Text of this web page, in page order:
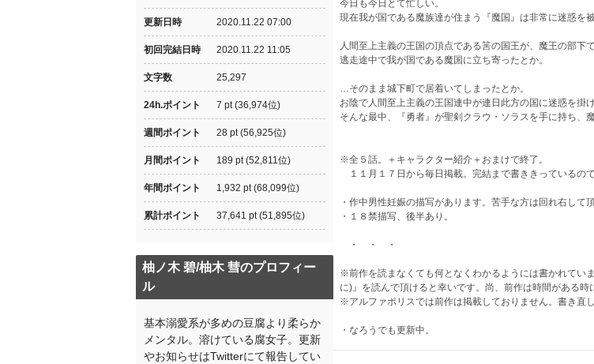
今日も今日とて忙しい。
現在我が国である魔族達が住まう『魔国』は非常に迷惑を被
人間至上主義の王国の頂点である筈の国王が、魔王の部下
逃走途中で我が国である魔国に立ち寄ったとか。
…そのまま城下町で居着いてしまったとか。
お陰で人間至上主義の王国連中が連日此方の国に迷惑を掛
そんな最中、『勇者』が聖剣クラウ・ソラスを手に持ち
※全５話。＋キャラクター紹介＋おまけで終了。
１１月１７日から毎日掲載。完結まで書ききっているので
・作中男性妊娠の描写があります。苦手な方は回れ右して
・１８禁描写、後半あり。
・ ・ ・
※前作を読まなくても何となくわかるようには書かれてい
に)』を読んで頂けると幸いです。尚、前作は時間がある
※アルファポリスでは前作は掲載しておりません。書き直
・なろうでも更新中。
更新日時 2020.11.22 07:00
初回完結日時 2020.11.22 11:05
文字数 25,297
24h.ポイント 7 pt (36,974位)
週間ポイント 28 pt (56,925位)
月間ポイント 189 pt (52,811位)
年間ポイント 1,932 pt (68,099位)
累計ポイント 37,641 pt (51,895位)
柚ノ木 碧/柚木 彗のプロフィー
ル
基本溺愛系が多めの豆腐より柔らか
メンタル。溶けている腐女子。更新
やお知らせはTwitterにて報告してい